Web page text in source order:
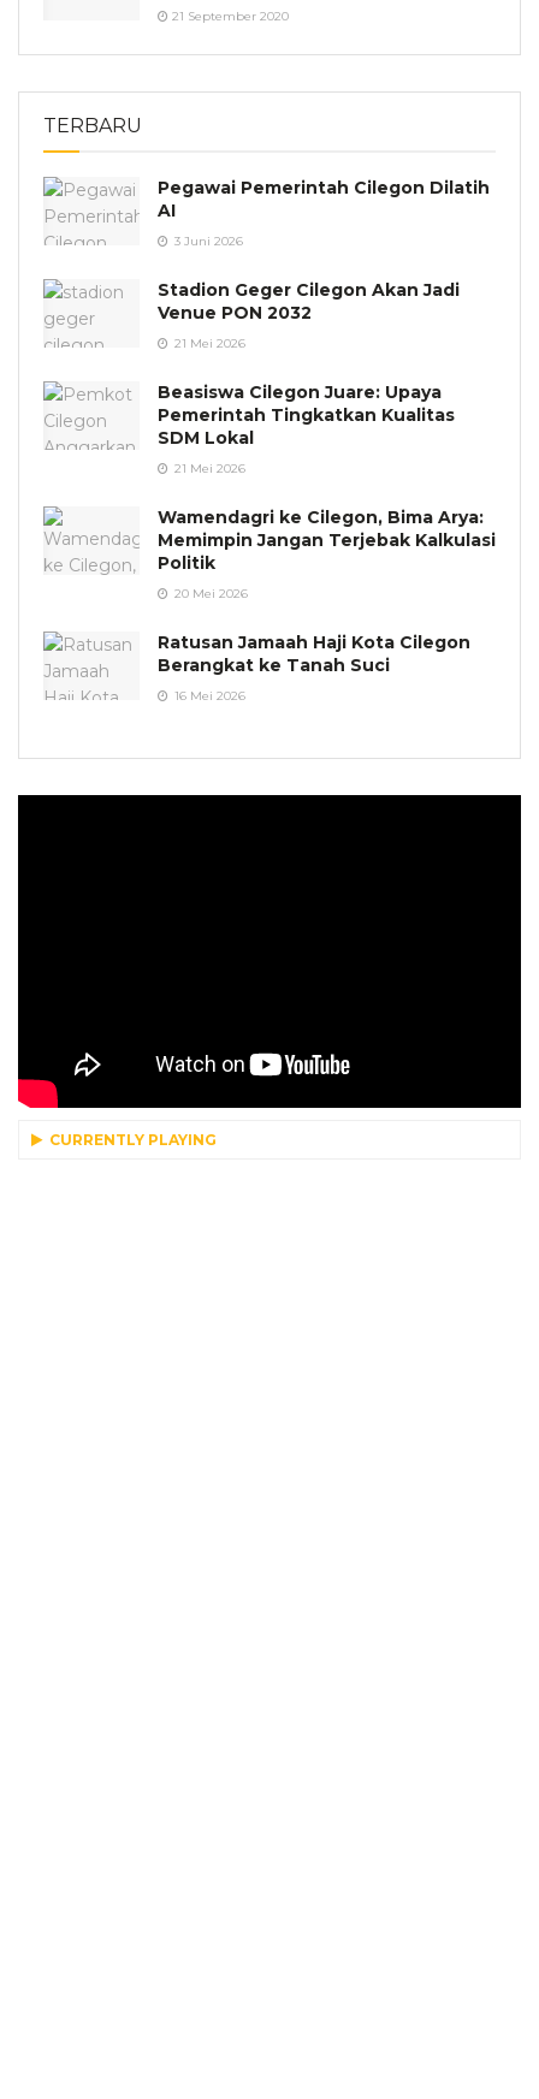
21 September 2020
TERBARU
Pegawai Pemerintah Cilegon Dilatih
AI
3 Juni 2026
Stadion Geger Cilegon Akan Jadi
Venue PON 2032
21 Mei 2026
Beasiswa Cilegon Juare: Upaya
Pemerintah Tingkatkan Kualitas
SDM Lokal
21 Mei 2026
Wamendagri ke Cilegon, Bima Arya:
Memimpin Jangan Terjebak Kalkulasi
Politik
20 Mei 2026
Ratusan Jamaah Haji Kota Cilegon
Berangkat ke Tanah Suci
16 Mei 2026
CURRENTLY PLAYING